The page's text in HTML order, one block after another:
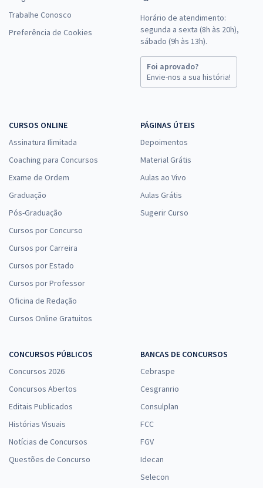
Trabalhe Conosco
Preferência de Cookies
Horário de atendimento:
segunda a sexta (8h às 20h),
sábado (9h às 13h).
Foi aprovado?
Envie-nos a sua história!
CURSOS ONLINE
Assinatura Ilimitada
Coaching para Concursos
Exame de Ordem
Graduação
Pós-Graduação
Cursos por Concurso
Cursos por Carreira
Cursos por Estado
Cursos por Professor
Oficina de Redação
Cursos Online Gratuitos
PÁGINAS ÚTEIS
Depoimentos
Material Grátis
Aulas ao Vivo
Aulas Grátis
Sugerir Curso
CONCURSOS PÚBLICOS
Concursos 2026
Concursos Abertos
Editais Publicados
Histórias Visuais
Notícias de Concursos
Questões de Concurso
BANCAS DE CONCURSOS
Cebraspe
Cesgranrio
Consulplan
FCC
FGV
Idecan
Selecon